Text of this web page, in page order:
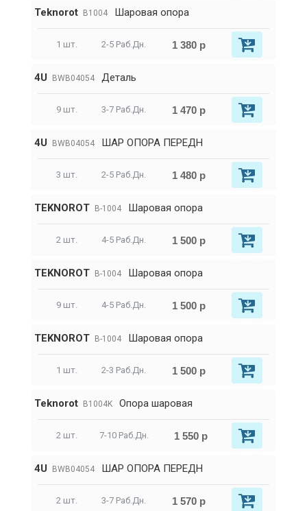
Teknorot B1004 Шаровая опора
1 шт. 2-5 Раб.Дн. 1 380 р
4U BWB04054 Деталь
9 шт. 3-7 Раб.Дн. 1 470 р
4U BWB04054 ШАР ОПОРА ПЕРЕДН
3 шт. 2-5 Раб.Дн. 1 480 р
TEKNOROT B-1004 Шаровая опора
2 шт. 4-5 Раб.Дн. 1 500 р
TEKNOROT B-1004 Шаровая опора
9 шт. 4-5 Раб.Дн. 1 500 р
TEKNOROT B-1004 Шаровая опора
1 шт. 2-3 Раб.Дн. 1 500 р
Teknorot B1004K Опора шаровая
2 шт. 7-10 Раб.Дн. 1 550 р
4U BWB04054 ШАР ОПОРА ПЕРЕДН
2 шт. 3-7 Раб.Дн. 1 570 р